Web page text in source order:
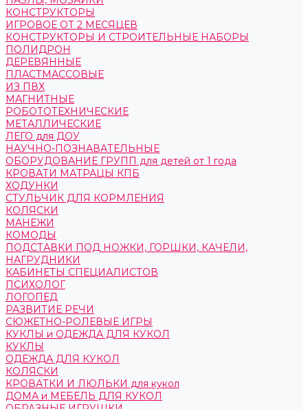
КОНСТРУКТОРЫ
ИГРОВОЕ ОТ 2 МЕСЯЦЕВ
КОНСТРУКТОРЫ И СТРОИТЕЛЬНЫЕ НАБОРЫ
ПОЛИДРОН
ДЕРЕВЯННЫЕ
ПЛАСТМАССОВЫЕ
ИЗ ПВХ
МАГНИТНЫЕ
РОБОТОТЕХНИЧЕСКИЕ
МЕТАЛЛИЧЕСКИЕ
ЛЕГО для ДОУ
НАУЧНО-ПОЗНАВАТЕЛЬНЫЕ
ОБОРУДОВАНИЕ ГРУПП для детей от 1 года
КРОВАТИ МАТРАЦЫ КПБ
ХОДУНКИ
СТУЛЬЧИК ДЛЯ КОРМЛЕНИЯ
КОЛЯСКИ
МАНЕЖИ
КОМОДЫ
ПОДСТАВКИ ПОД НОЖКИ, ГОРШКИ, КАЧЕЛИ,
НАГРУДНИКИ
КАБИНЕТЫ СПЕЦИАЛИСТОВ
ПСИХОЛОГ
ЛОГОПЕД
РАЗВИТИЕ РЕЧИ
СЮЖЕТНО-РОЛЕВЫЕ ИГРЫ
КУКЛЫ и ОДЕЖДА ДЛЯ КУКОЛ
КУКЛЫ
ОДЕЖДА ДЛЯ КУКОЛ
КОЛЯСКИ
КРОВАТКИ И ЛЮЛЬКИ для кукол
ДОМА и МЕБЕЛЬ ДЛЯ КУКОЛ